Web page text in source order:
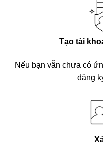
Tạo tài
Nếu bạn vẫn chưa có
đăng